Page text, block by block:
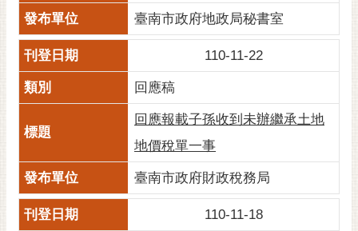
安
全
政
網
資
開
宣
臺南市政府地政局秘書室
110-11-22
回應稿
回應報載子孫收到未辦繼承土地
地價稅單一事
臺南市政府財政稅務局
110-11-18